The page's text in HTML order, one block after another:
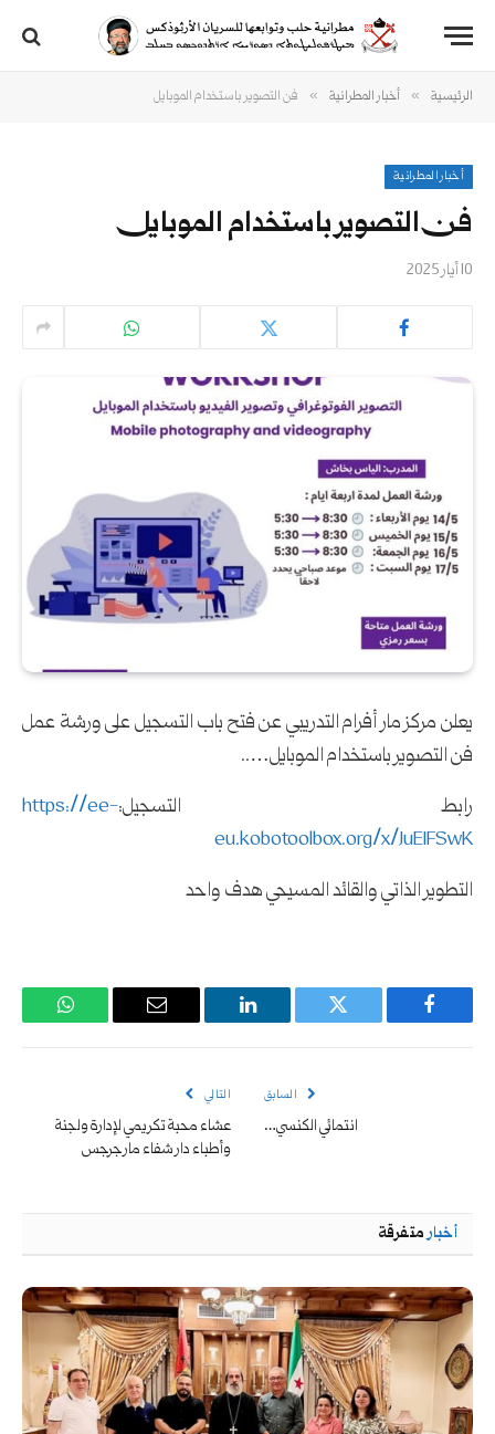
الرئيسية » أخبار المطرانية » فن التصوير باستخدام الموبايل
أخبار المطرانية
فن التصوير باستخدام الموبايل
10 أيار 2025
يعلن مركز مار أفرام التدريبي عن فتح باب التسجيل على ورشة عمل
فن التصوير باستخدام الموبايل…..
رابط التسجيل:https://ee-
eu.kobotoolbox.org/x/JuEIFSwK
التطوير الذاتي والقائد المسيحي هدف واحد
فيسبوك تويتر لينكدإن
البريد
واتساب
السابق
انتمائي الكنسي…
التالي
عشاء محبة تكريمي لإدارة ولجنة
وأطباء دار شفاء مار جرجس
أخبارمتفرقة